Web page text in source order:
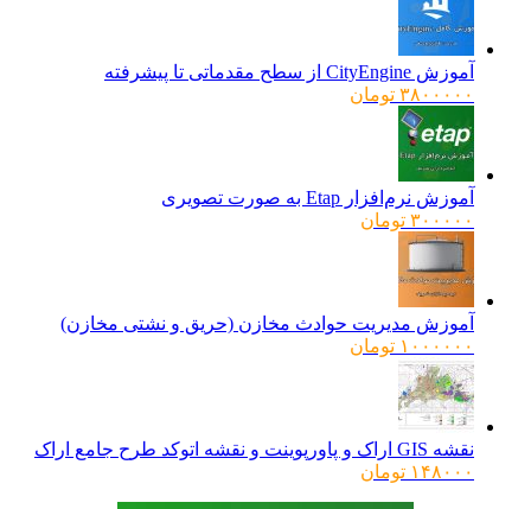
آموزش CityEngine از سطح مقدماتی تا پیشرفته
۳۸۰۰۰۰۰ تومان
آموزش نرم‌افزار Etap به صورت تصویری
۳۰۰۰۰۰ تومان
آموزش مدیریت حوادث مخازن (حریق و نشتی مخازن)
۱۰۰۰۰۰۰ تومان
نقشه GIS اراک و پاورپوینت و نقشه اتوکد طرح جامع اراک
۱۴۸۰۰۰ تومان